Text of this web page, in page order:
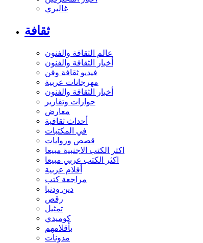
غاليري
ثقافة
عالم الثقافة والفنون
أخبار الثقافة والفنون
فيديو ثقافة وفن
مهرجانات عربية
أخبار الثقافة والفنون
حوارات وتقارير
معارض
أحداث ثقافية
في المكتبات
قصص وروايات
اكثر الكتب الاجنبية مبيعا
اكثر الكتب عربي مبيعا
أفلام عربية
مراجعة كتب
دين ودنيا
رقص
تمثيل
كوميدي
بأقلامهم
مدونات